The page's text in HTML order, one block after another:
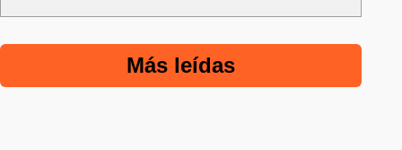
Más leídas